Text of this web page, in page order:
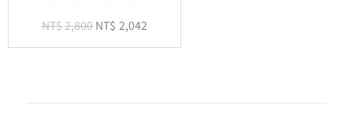
(裸
背)
NT$2,800 NT$ 2,042